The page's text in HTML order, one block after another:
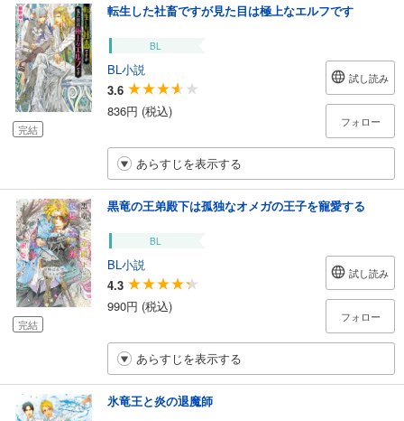
完結
転生した社畜ですが見た目は極上なエルフです
BL
BL小説
3.6
836円 (税込)
試し読み
フォロー
あらすじを表示する
完結
黒竜の王弟殿下は孤独なオメガの王子を寵愛する
BL
BL小説
4.3
990円 (税込)
試し読み
フォロー
あらすじを表示する
氷竜王と炎の退魔師